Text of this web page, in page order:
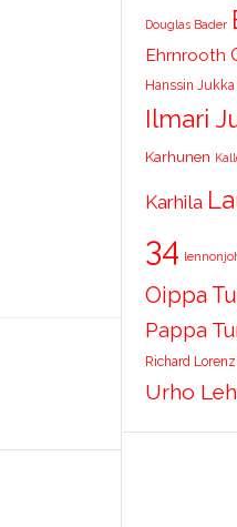
Douglas Bader
Ehrnrooth
Hanssin Jukka
Ilmari
Karhunen
Karhila
34
Oippa
Pappa
Richard Lorenz
Urho